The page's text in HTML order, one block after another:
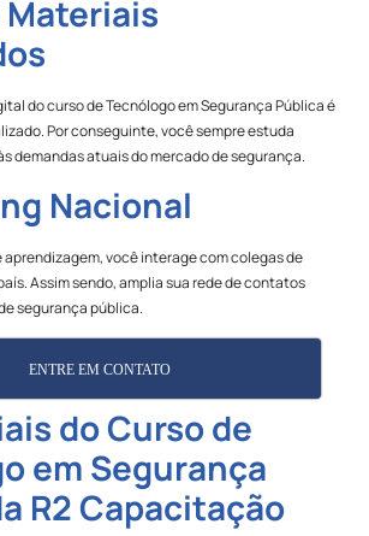
Materiais
do curso de Tecnólogo em Segurança Pública é
Por conseguinte, você sempre estuda
demandas atuais do mercado de segurança.
Nacional
você interage com colegas de
Assim sendo, amplia sua rede de contatos
segurança pública.
ENTRE EM CONTATO
do Curso de
em Segurança
R2 Capacitação